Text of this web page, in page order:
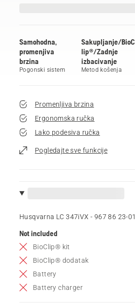
Samohodna,
promenjiva
brzina
Pogonski sistem
Sakupljanje/BioC
lip®/Zadnje
izbacivanje
Metod košenja
Promenljiva brzina
Ergonomska ručka
Lako podesiva ručka
Pogledajte sve funkcije
Husqvarna LC 347iVX - 967 86 23‑01
Not included
BioClip® kit
BioClip® dodatak
Battery
Battery charger